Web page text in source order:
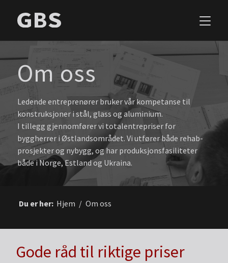
Om oss
Ledende entreprenører bruker vår kompetanse til
konstruksjoner i stål, glass og aluminium.
I tillegg gjennomfører vi totalentrepriser for
byggherrer i Østlandsområdet. Vi utfører både rehab-
prosjekter og nybygg, og har produksjonsfasiliteter
både i Norge, Estland og Ukraina.
Du er her: Hjem / Om oss
Gode råd til riktige priser